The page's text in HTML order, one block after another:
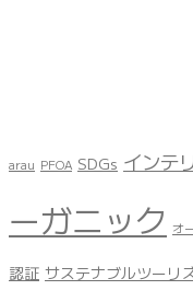
arau PFOA SDGs インテ
ーガニック オ
認証 サステナブルツーリ